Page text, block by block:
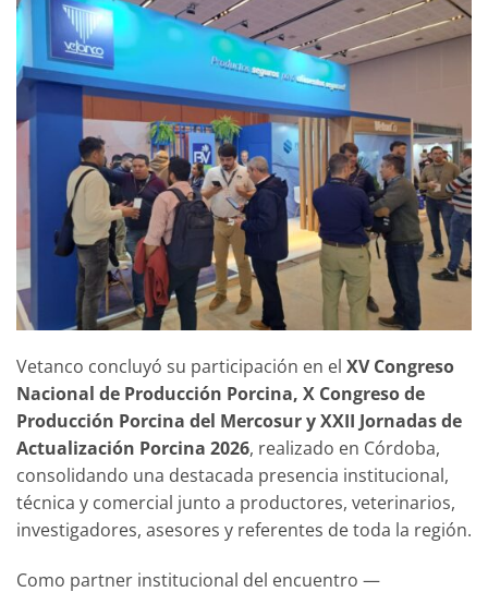
Vetanco concluyó su participación en el XV Congreso
Nacional de Producción Porcina, X Congreso de
Producción Porcina del Mercosur y XXII Jornadas de
Actualización Porcina 2026, realizado en Córdoba,
consolidando una destacada presencia institucional,
técnica y comercial junto a productores, veterinarios,
investigadores, asesores y referentes de toda la región.
Como partner institucional del encuentro —